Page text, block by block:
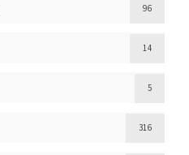
96
14
5
316